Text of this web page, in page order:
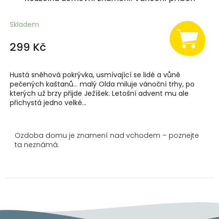
Skladem
299 Kč
Hustá sněhová pokrývka, usmívající se lidé a vůně
pečených kaštanů… malý Olda miluje vánoční trhy, po
kterých už brzy přijde Ježíšek. Letošní advent mu ale
přichystá jedno velké...
Ozdoba domu je znamení nad vchodem – poznejte
ta neznámá.